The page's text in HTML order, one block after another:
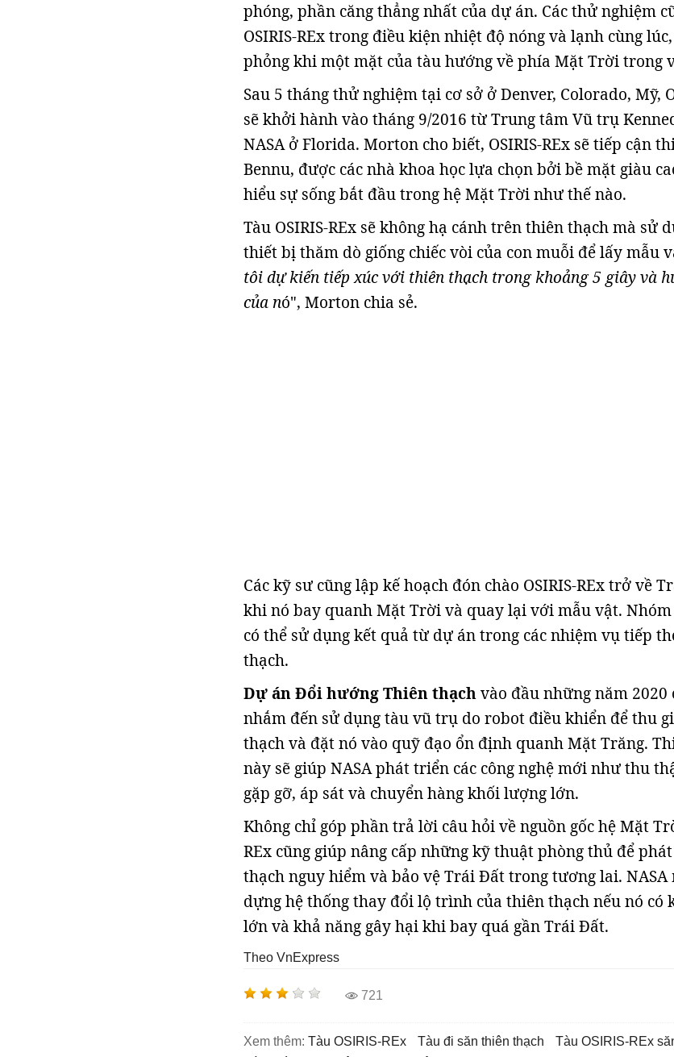
phóng, phần căng thẳng nhất của dự án. Các thử nghiệm
OSIRIS-REx trong điều kiện nhiệt độ nóng và lạnh cùng
phỏng khi một mặt của tàu hướng về phía Mặt Trời trong
Sau 5 tháng thử nghiệm tại cơ sở ở Denver, Colorado, Mỹ,
sẽ khởi hành vào tháng 9/2016 từ Trung tâm Vũ trụ
NASA ở Florida. Morton cho biết, OSIRIS-REx sẽ tiếp cận
Bennu, được các nhà khoa học lựa chọn bởi bề mặt giàu
hiểu sự sống bắt đầu trong hệ Mặt Trời như thế nào.
Tàu OSIRIS-REx sẽ không hạ cánh trên thiên thạch mà sử
thiết bị thăm dò giống chiếc vòi của con muỗi để lấy mẫu
tôi dự kiến tiếp xúc với thiên thạch trong khoảng 5 giây và
của nó", Morton chia sẻ.
Các kỹ sư cũng lập kế hoạch đón chào OSIRIS-REx trở về
khi nó bay quanh Mặt Trời và quay lại với mẫu vật.
có thể sử dụng kết quả từ dự án trong các nhiệm vụ tiếp
thạch.
Dự án Đổi hướng Thiên thạchvào đầu những năm 2020
nhắm đến sử dụng tàu vũ trụ do robot điều khiển để thu
thạch và đặt nó vào quỹ đạo ổn định quanh Mặt Trăng.
này sẽ giúp NASA phát triển các công nghệ mới như thu
gặp gỡ, áp sát và chuyển hàng khối lượng lớn.
Không chỉ góp phần trả lời câu hỏi về nguồn gốc hệ Mặt
REx cũng giúp nâng cấp những kỹ thuật phòng thủ để
thạch nguy hiểm và bảo vệ Trái Đất trong tương lai. NASA
dựng hệ thống thay đổi lộ trình của thiên thạch nếu nó có
lớn và khả năng gây hại khi bay quá gần Trái Đất.
Theo VnExpress
721
Xem thêm: Tàu OSIRIS-REx tàu đi săn thiên thạch
Tàu OSIRIS-REx